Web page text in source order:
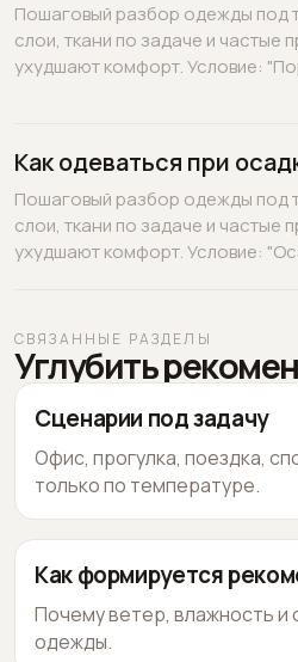
Пошаговый разбор одежды под
слои, ткани по задаче и частые
ухудшают комфорт. Условие:
Как одеваться при
Пошаговый разбор одежды под
слои, ткани по задаче и частые
ухудшают комфорт. Условие:
СВЯЗАННЫЕ РАЗДЕЛЫ
Углубить
Сценарии под задачу
Офис, прогулка, поездка,
только по температуре.
Как формируется
Почему ветер, влажность
одежды.